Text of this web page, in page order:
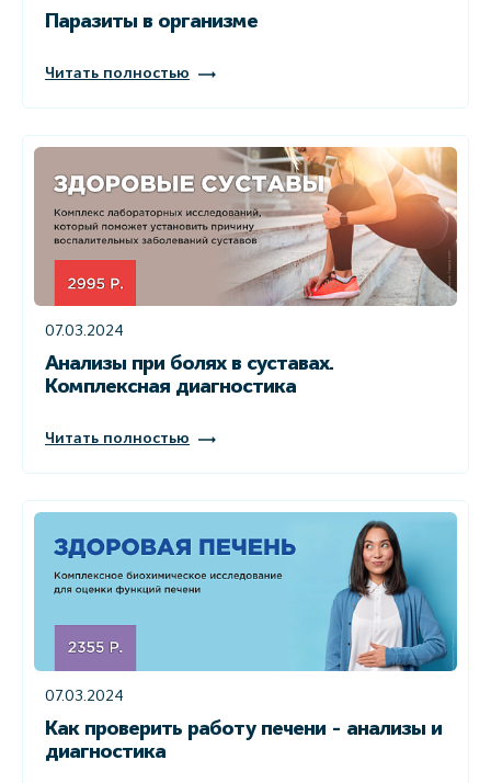
Паразиты в организме
Читать полностью
07.03.2024
Анализы при болях в суставах.
Комплексная диагностика
Читать полностью
07.03.2024
Как проверить работу печени - анализы и
диагностика